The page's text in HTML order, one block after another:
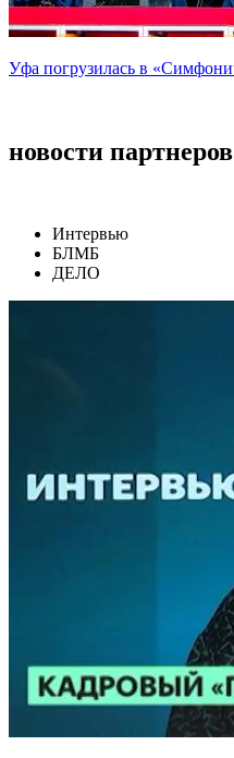
Уфа погрузилась в
новости партнеров
Интервью
БЛМБ
ДЕЛО